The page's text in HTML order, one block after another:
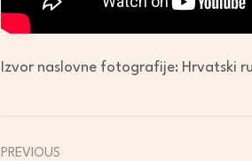
Izvor naslovne fotografije: Hrvatski
PREVIOUS